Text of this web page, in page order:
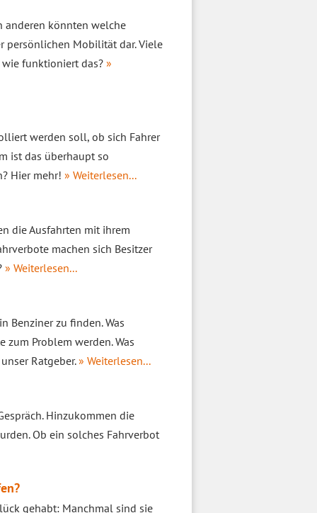
anderen könnten welche
persönlichen Mobilität dar. Viele
funktioniert das? »
werden soll, ob sich Fahrer
ist das überhaupt so
Hier mehr! » Weiterlesen...
die Ausfahrten mit ihrem
machen sich Besitzer
» Weiterlesen...
Benziner zu finden. Was
Problem werden. Was
Ratgeber.» Weiterlesen...
Hinzukommen die
Ob ein solches Fahrverbot
gehabt: Manchmal sind sie